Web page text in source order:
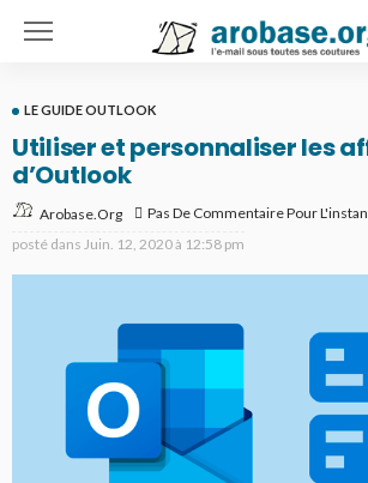
LE GUIDE OUTLOOK
Utiliser et personnaliser les
d’Outlook
Arobase.org
Pas De Commentaire Pour
posté dans Juin. 12, 2020 à 12:58 pm